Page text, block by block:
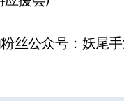
公众号：妖尾手